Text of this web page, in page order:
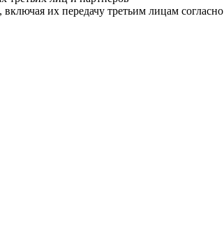
, включая их передачу третьим лицам согласно